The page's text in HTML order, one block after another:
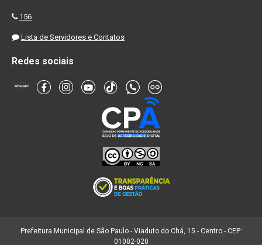
156
Lista de Servidores e Contatos
Redes sociais
Prefeitura Municipal de São Paulo - Viaduto do Chá, 15 - Centro - CEP:
01002-020